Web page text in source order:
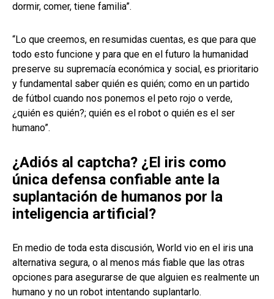
dormir, comer, tiene familia”.
“Lo que creemos, en resumidas cuentas, es que para que
todo esto funcione y para que en el futuro la humanidad
preserve su supremacía económica y social, es prioritario
y fundamental saber quién es quién; como en un partido
de fútbol cuando nos ponemos el peto rojo o verde,
¿quién es quién?; quién es el robot o quién es el ser
humano”.
¿Adiós al captcha? ¿El iris como
única defensa confiable ante la
suplantación de humanos por la
inteligencia artificial?
En medio de toda esta discusión, World vio en el iris una
alternativa segura, o al menos más fiable que las otras
opciones para asegurarse de que alguien es realmente un
humano y no un robot intentando suplantarlo.